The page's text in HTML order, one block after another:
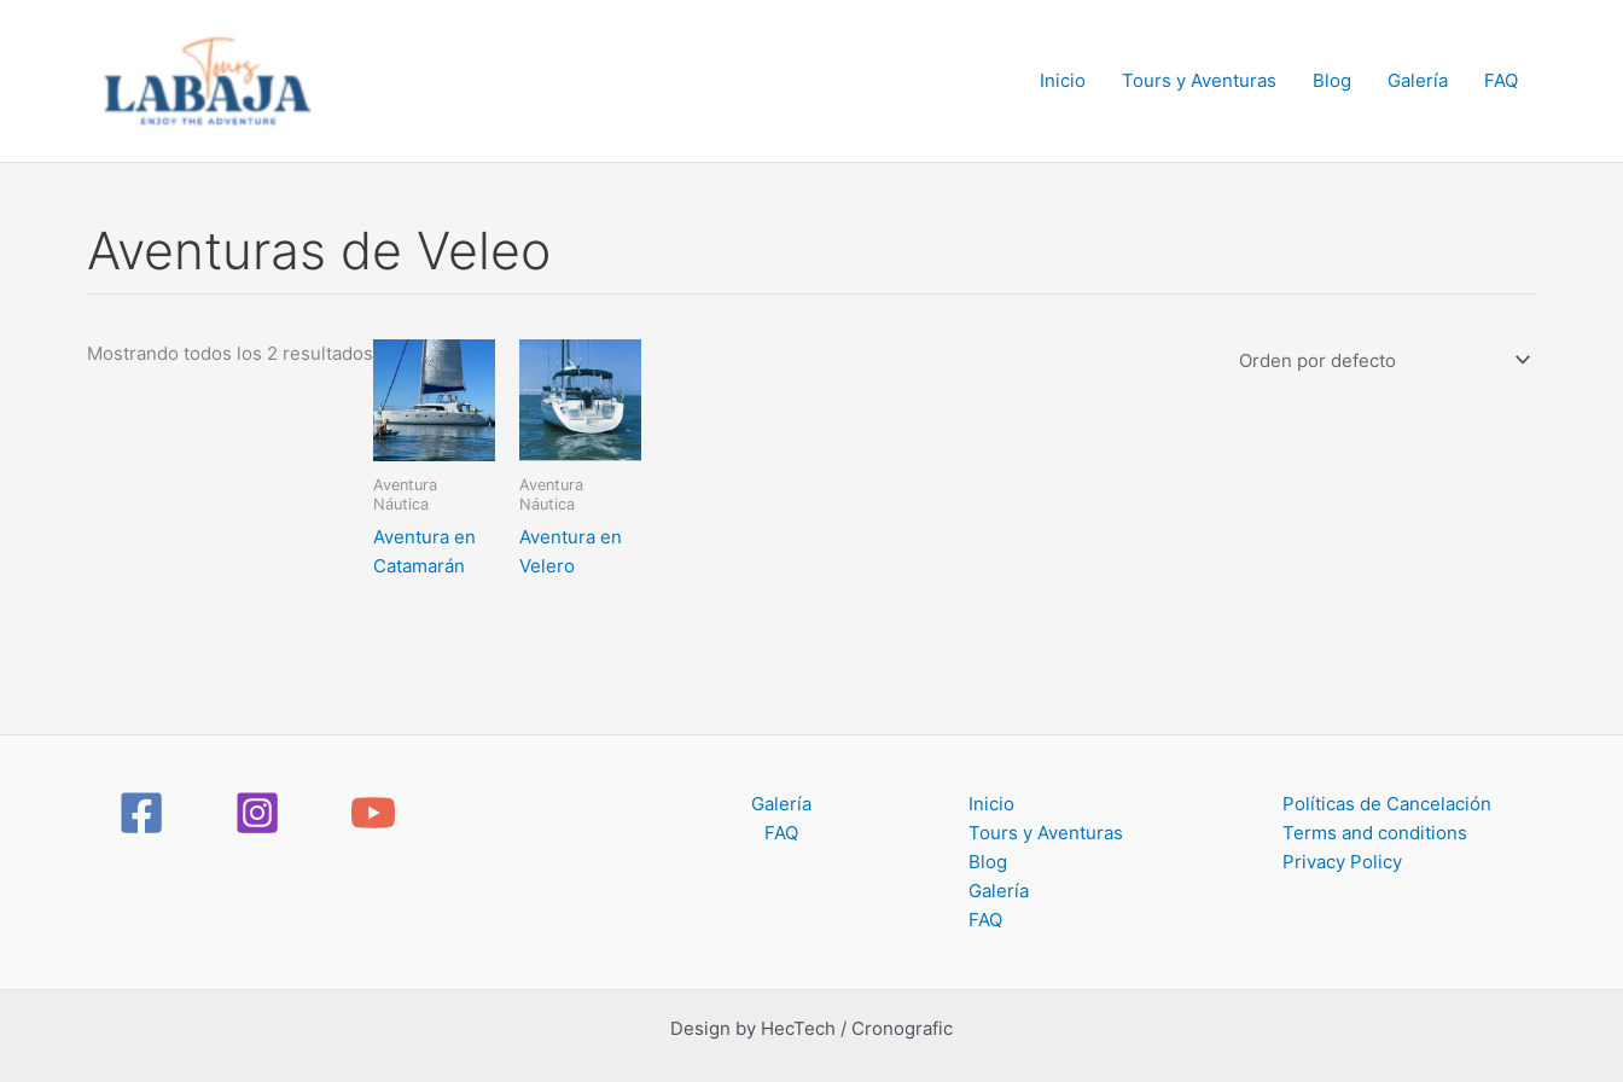
Inicio Tours y Aventuras Blog Galería FAQ
Aventuras de Veleo
Mostrando todos los 2 resultados
Aventura
Náutica
Aventura en
Catamarán
Aventura
Náutica
Aventura en
Velero
Galería
FAQ
Inicio
Tours y Aventuras
Blog
Galería
FAQ
Políticas de Cancelación
Terms and conditions
Privacy Policy
Design by HecTech / Cronografic